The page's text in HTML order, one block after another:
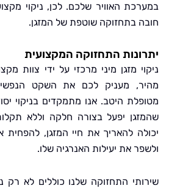
האוויר שלכם. לכן, ניקוי מקצועי
בתחזוקה שוטפת של המזגן.
התחזוקה המקצועית
מזגן מיני מרכזי על ידי צוות מקצועי של
מעניק לכם את השקט הנפשי לדעת
היטב. אנו מתמקדים בניקוי יסודי
יפעל בצורה חלקה וללא תקלות. בנוסף,
להאריך את חיי המזגן, להפחית את
את יעילות האנרגיה שלו.
התחזוקה שלנו כוללים לא רק ניקוי